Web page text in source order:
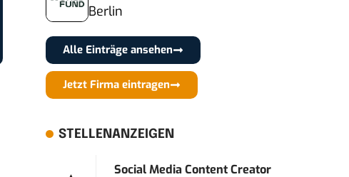
Berlin
Alle Einträge ansehen
Jetzt Firma eintragen
STELLENANZEIGEN
Social Media Content Creator